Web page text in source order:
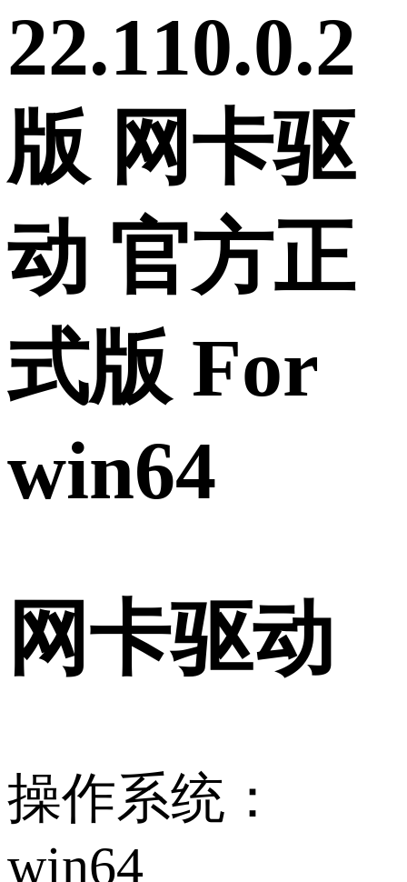
22.110.0.2
版 网卡驱
动 官方正
式版 For
win64
网卡驱动
操作系统：
win64